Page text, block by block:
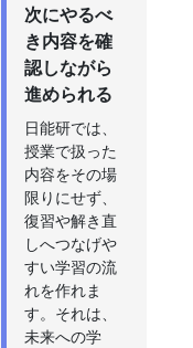
次にやるべ
き内容を確
認しながら
進められる
日能研では、
授業で扱った
内容をその場
限りにせず、
復習や解き直
しへつなげや
すい学習の流
れを作れま
す。それは、
未来への学